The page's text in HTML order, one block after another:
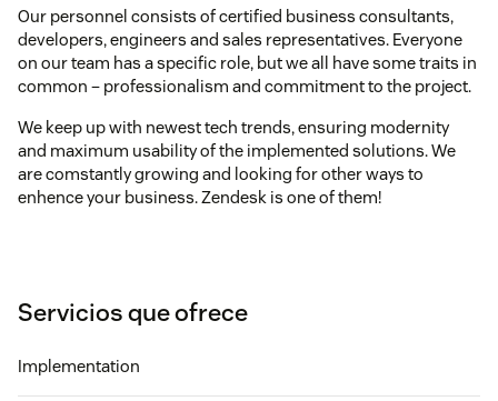
Our personnel consists of certified business consultants,
developers, engineers and sales representatives. Everyone
on our team has a specific role, but we all have some traits in
common – professionalism and commitment to the project.
We keep up with newest tech trends, ensuring modernity
and maximum usability of the implemented solutions. We
are comstantly growing and looking for other ways to
enhence your business. Zendesk is one of them!
Servicios que ofrece
Implementation